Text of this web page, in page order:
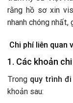
rằng hồ sơ xin
nhanh chóng
Chi phí liên quan
1. Các khoản
Trong quy trình
khoản sau: